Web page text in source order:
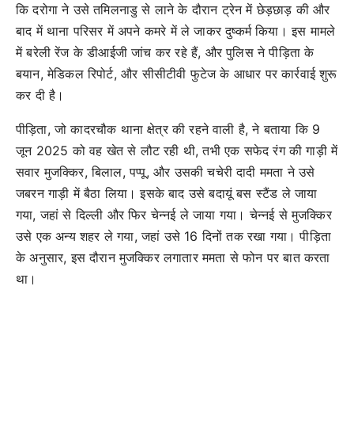
कि दरोगा ने उसे तमिलनाडु से लाने के दौरान ट्रेन में छेड़छाड़ की और
बाद में थाना परिसर में अपने कमरे में ले जाकर दुष्कर्म किया। इस मामले
में बरेली रेंज के डीआईजी जांच कर रहे हैं, और पुलिस ने पीड़िता के
बयान, मेडिकल रिपोर्ट, और सीसीटीवी फुटेज के आधार पर कार्रवाई शुरू
कर दी है।
पीड़िता, जो कादरचौक थाना क्षेत्र की रहने वाली है, ने बताया कि 9
जून 2025 को वह खेत से लौट रही थी, तभी एक सफेद रंग की गाड़ी में
सवार मुजक्किर, बिलाल, पप्पू, और उसकी चचेरी दादी ममता ने उसे
जबरन गाड़ी में बैठा लिया। इसके बाद उसे बदायूं बस स्टैंड ले जाया
गया, जहां से दिल्ली और फिर चेन्नई ले जाया गया। चेन्नई से मुजक्किर
उसे एक अन्य शहर ले गया, जहां उसे 16 दिनों तक रखा गया। पीड़िता
के अनुसार, इस दौरान मुजक्किर लगातार ममता से फोन पर बात करता
था।